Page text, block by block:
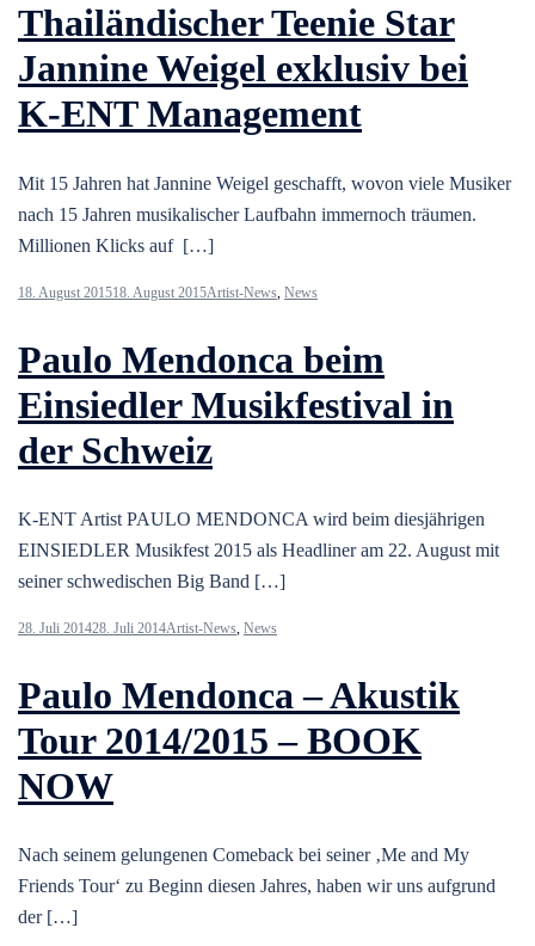
Thailändischer Teenie Star
Jannine Weigel exklusiv bei
K-ENT Management
Mit 15 Jahren hat Jannine Weigel geschafft, wovon viele Musiker
nach 15 Jahren musikalischer Laufbahn immernoch träumen.
Millionen Klicks auf […]
18. August 201518. August 2015Artist-News, News
Paulo Mendonca beim
Einsiedler Musikfestival in
der Schweiz
K-ENT Artist PAULO MENDONCA wird beim diesjährigen
EINSIEDLER Musikfest 2015 als Headliner am 22. August mit
seiner schwedischen Big Band […]
28. Juli 201428. Juli 2014Artist-News, News
Paulo Mendonca – Akustik
Tour 2014/2015 – BOOK
NOW
Nach seinem gelungenen Comeback bei seiner ‚Me and My
Friends Tour‘ zu Beginn diesen Jahres, haben wir uns aufgrund
der […]